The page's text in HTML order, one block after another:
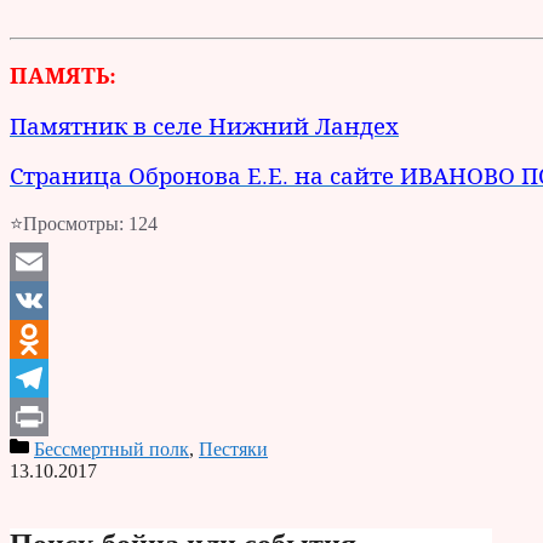
ПАМЯТЬ:
Памятник в селе Нижний Ландех
Страница Обронова Е.Е. на сайте ИВАНОВО
⭐Просмотры: 124
Email
VK
Odnoklassniki
Telegram
PrintБессмертный полк, Пестяки
13.10.2017